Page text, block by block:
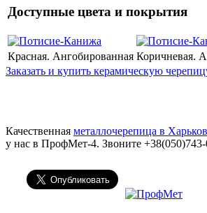
Доступные цвета и покрытия
Красная. Ангобированная Коричневая.
Заказать и купить керамическую
Качественная металлочерепица в
у нас в ПрофМет-4. Звоните +38(050)743-